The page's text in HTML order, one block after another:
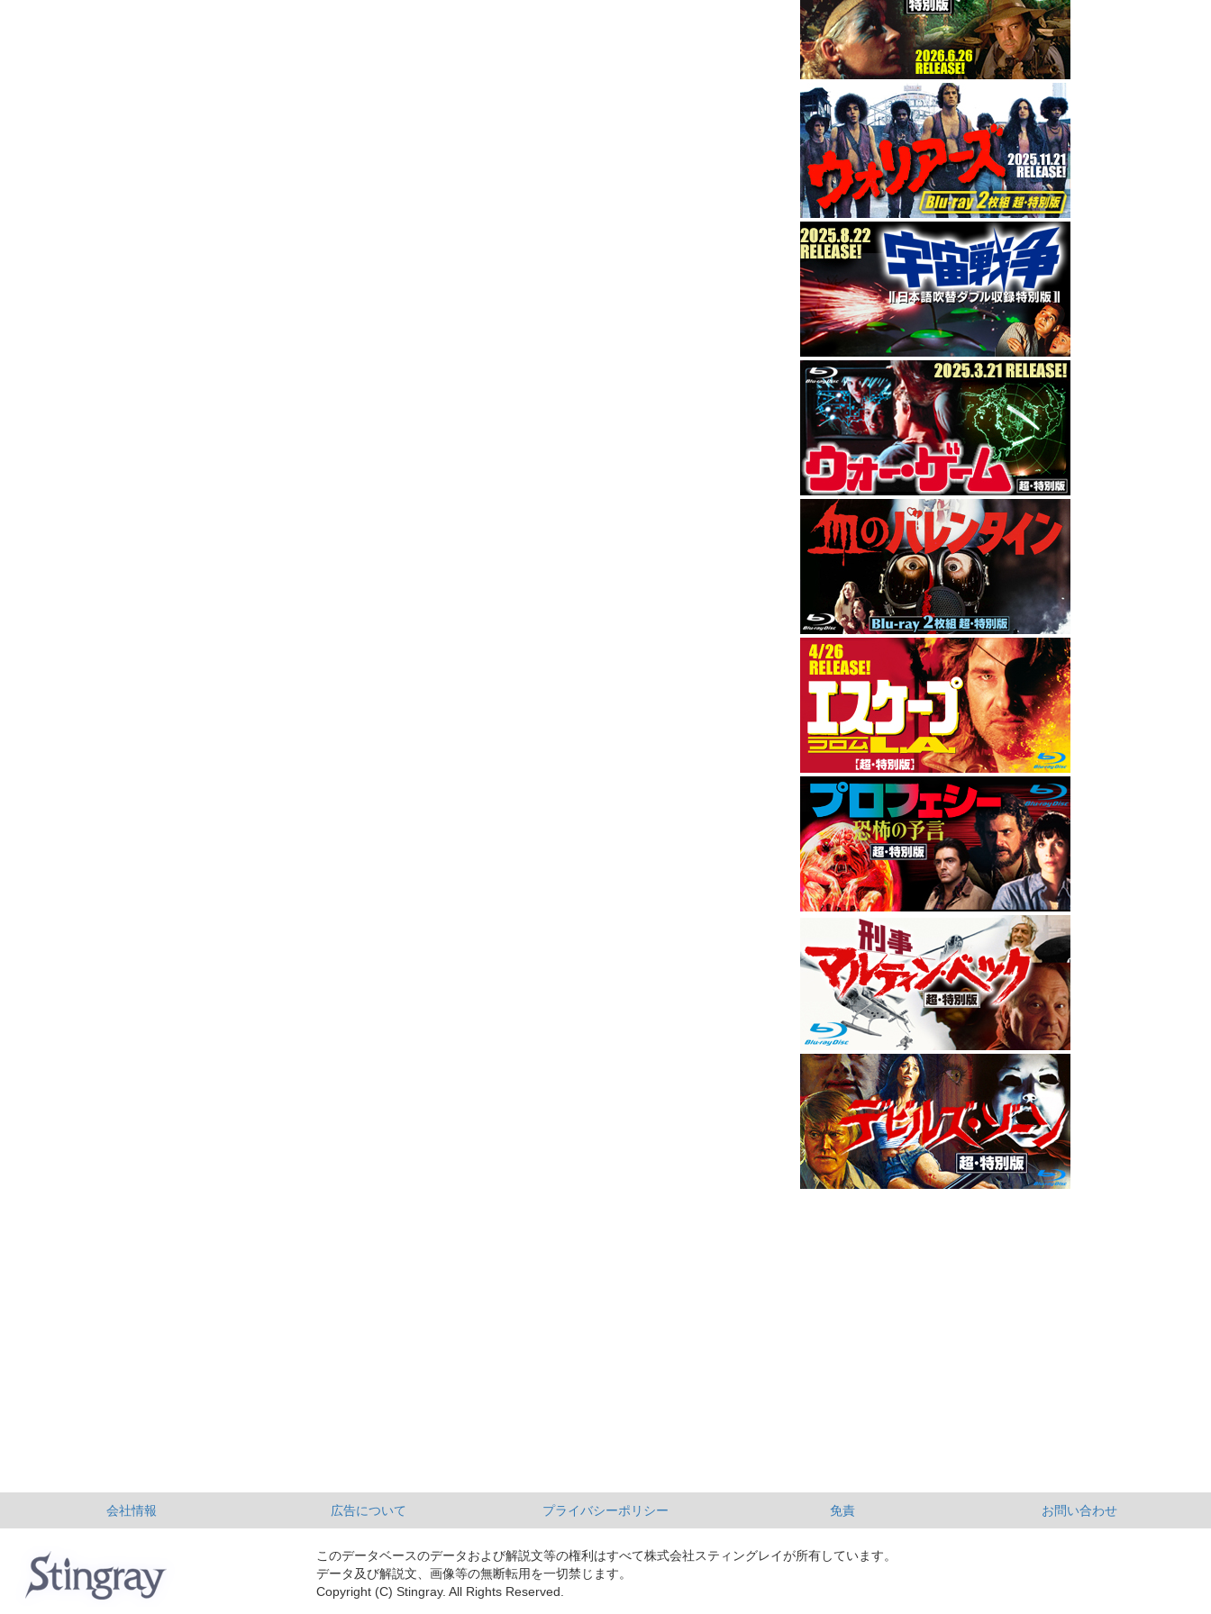
会社情報 広告について プライバシーポリシー 免責 お問い合わせ
このデータベースのデータおよび解説文等の権利はすべて株式会社スティングレイが所有しています。
データ及び解説文、画像等の無断転用を一切禁じます。
Copyright (C) Stingray. All Rights Reserved.